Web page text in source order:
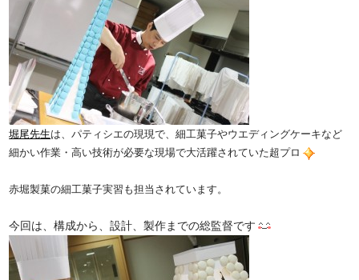
堀尾先生は、パティシエの現現で、細工菓子やウエディングケーキなど
細かい作業・高い技術が必要な現場で大活躍されていた超プロ
赤堀製菓の細工菓子実習も担当されています。
今回は、構成から、設計、製作までの総監督です